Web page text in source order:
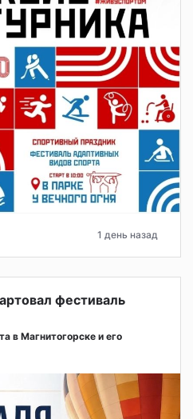
1 день назад
фестиваль
в Магнитогорске и его